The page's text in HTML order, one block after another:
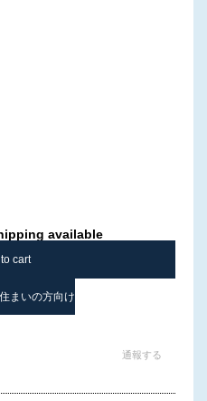
available
cart
まいの方向け
通報する